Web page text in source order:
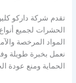
تقدم شركة داركو
الحشرات لجميع
المواد المرخصة
نعمل بخبرة طويلة
الحماية ومنع عودة